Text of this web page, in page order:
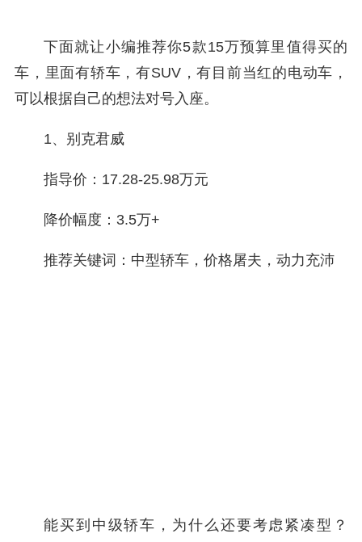
下面就让小编推荐你5款15万预算里值得买的
车，里面有轿车，有SUV，有目前当红的电动车，
可以根据自己的想法对号入座。
1、别克君威
指导价：17.28-25.98万元
降价幅度：3.5万+
推荐关键词：中型轿车，价格屠夫，动力充沛
能买到中级轿车，为什么还要考虑紧凑型？